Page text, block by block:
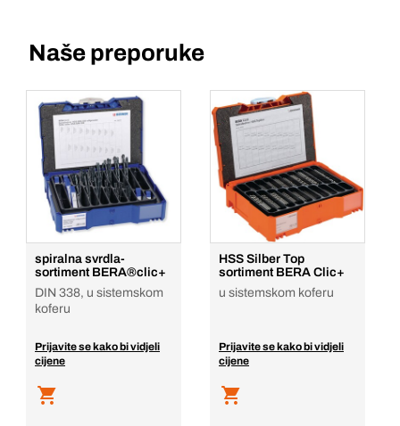
Naše preporuke
spiralna svrdla-
sortiment BERA®clic+
DIN 338, u sistemskom
koferu
Prijavite se kako bi vidjeli
cijene
HSS Silber Top
sortiment BERA Clic+
u sistemskom koferu
Prijavite se kako bi vidjeli
cijene